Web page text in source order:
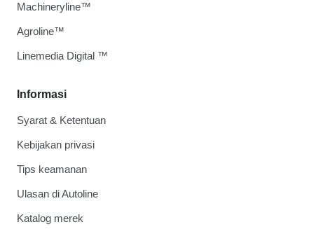
Informasi
Syarat & Ketentuan
Kebijakan privasi
Tips keamanan
Ulasan di Autoline
Katalog merek
Machineryline™
Agroline™
Linemedia Digital ™